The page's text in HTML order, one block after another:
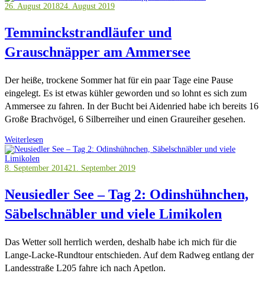
26. August 201824. August 2019
Temminckstrandläufer und
Grauschnäpper am Ammersee
Der heiße, trockene Sommer hat für ein paar Tage eine Pause
eingelegt. Es ist etwas kühler geworden und so lohnt es sich zum
Ammersee zu fahren. In der Bucht bei Aidenried habe ich bereits 16
Große Brachvögel, 6 Silberreiher und einen Graureiher gesehen.
Weiterlesen
8. September 201421. September 2019
Neusiedler See – Tag 2: Odinshühnchen,
Säbelschnäbler und viele Limikolen
Das Wetter soll herrlich werden, deshalb habe ich mich für die
Lange-Lacke-Rundtour entschieden. Auf dem Radweg entlang der
Landesstraße L205 fahre ich nach Apetlon.